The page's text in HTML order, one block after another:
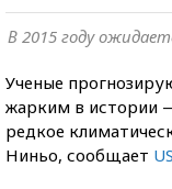
В 2015 году
Ученые
жарким в истории
редкое
Ниньо, сообщает